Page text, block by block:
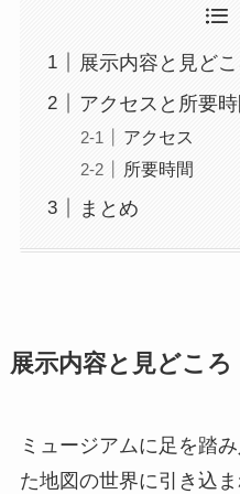
展示内容と見どこ
アクセスと所要時
アクセス
所要時間
まとめ
展示内容と見どころ
ミュージアムに足を踏
た地図の世界に引き込